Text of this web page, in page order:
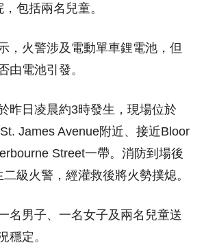
包括兩名兒童。
，火警涉及電動單車鋰電池，但
由電池引發。
昨日凌晨約3時發生，現場位於
James Avenue附近、接近Bloor
Street一帶。消防到場後
級火警，經灌救後將火勢撲熄。
名男子、一名女子及兩名兒童送
穩定。